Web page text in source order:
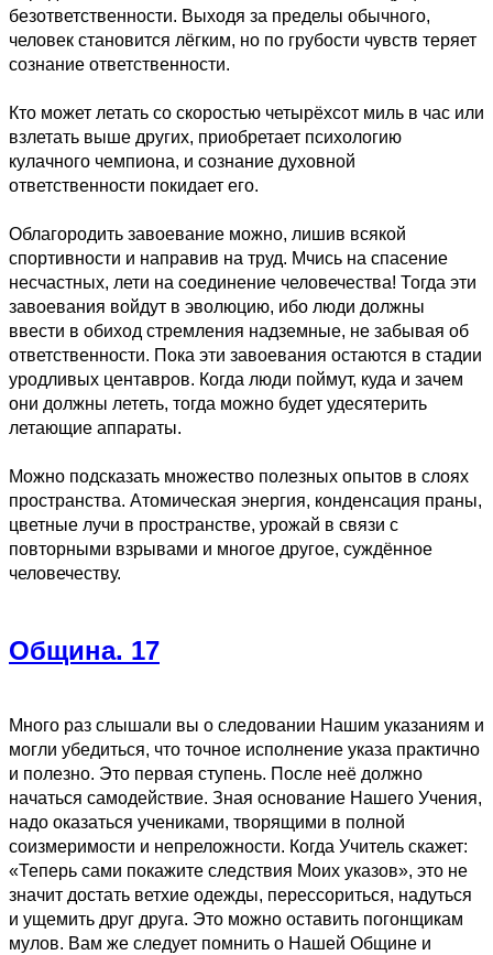
безответственности. Выходя за пределы обычного,
человек становится лёгким, но по грубости чувств теряет
сознание ответственности.
Кто может летать со скоростью четырёхсот миль в час или
взлетать выше других, приобретает психологию
кулачного чемпиона, и сознание духовной
ответственности покидает его.
Облагородить завоевание можно, лишив всякой
спортивности и направив на труд. Мчись на спасение
несчастных, лети на соединение человечества! Тогда эти
завоевания войдут в эволюцию, ибо люди должны
ввести в обиход стремления надземные, не забывая об
ответственности. Пока эти завоевания остаются в стадии
уродливых центавров. Когда люди поймут, куда и зачем
они должны лететь, тогда можно будет удесятерить
летающие аппараты.
Можно подсказать множество полезных опытов в слоях
пространства. Атомическая энергия, конденсация праны,
цветные лучи в пространстве, урожай в связи с
повторными взрывами и многое другое, суждённое
человечеству.
Община. 17
Много раз слышали вы о следовании Нашим указаниям и
могли убедиться, что точное исполнение указа практично
и полезно. Это первая ступень. После неё должно
начаться самодействие. Зная основание Нашего Учения,
надо оказаться учениками, творящими в полной
соизмеримости и непреложности. Когда Учитель скажет:
«Теперь сами покажите следствия Моих указов», это не
значит достать ветхие одежды, перессориться, надуться
и ущемить друг друга. Это можно оставить погонщикам
мулов. Вам же следует помнить о Нашей Общине и